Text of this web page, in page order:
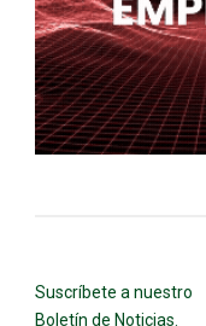
Suscríbete a nuestro
Boletín de Noticias.